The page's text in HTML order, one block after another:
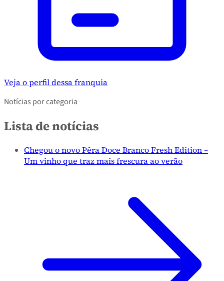
Veja o perfil dessa franquia
Notícias por categoria
Lista de notícias
Chegou o novo Pêra Doce Branco Fresh Edition –
Um vinho que traz mais frescura ao verão